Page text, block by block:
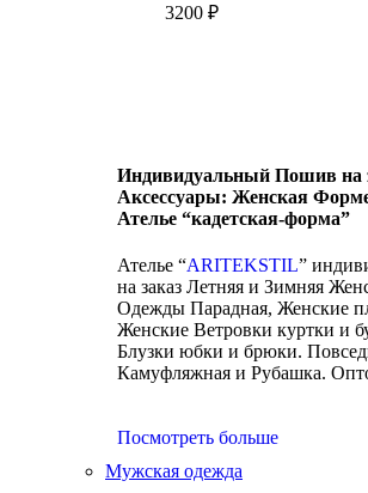
3200 ₽
Индивидуальный Пошив на
Аксессуары: Женская
Ателье “кадетская-форма”
Ателье “ARITEKSTIL”
на заказ Летняя и Зимняя
Одежды Парадная, Женские
Женские Ветровки куртки и
Блузки юбки и брюки.
Камуфляжная и Рубашка.
Посмотреть больше
Мужская одежда